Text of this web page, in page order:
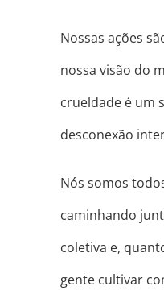
Nossas ações
nossa visão do
crueldade é um
desconexão
Nós somos
caminhando
coletiva e,
gente cultivar